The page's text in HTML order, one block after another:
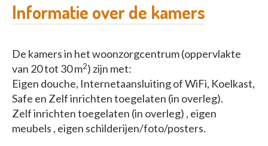
In kleine groepen of individueel: Balneotherapie,
gym, geheugenspelletjes en maatschappij,
herinneringen, discussiegroepen, …;
Verjaardagsfeesten en themamaaltijden die de
seizoenen bepalen.
Actieve multidisciplinaire zorg "rond de bewoner".
Informatie over de kamers
De kamers in het woonzorgcentrum (oppervlakte
van 20 tot 30 m2) zijn met:
Eigen douche, Internetaansluiting of WiFi, Koelkast,
Safe en Zelf inrichten toegelaten (in overleg).
Zelf inrichten toegelaten (in overleg) , eigen
meubels , eigen schilderijen/foto/posters.